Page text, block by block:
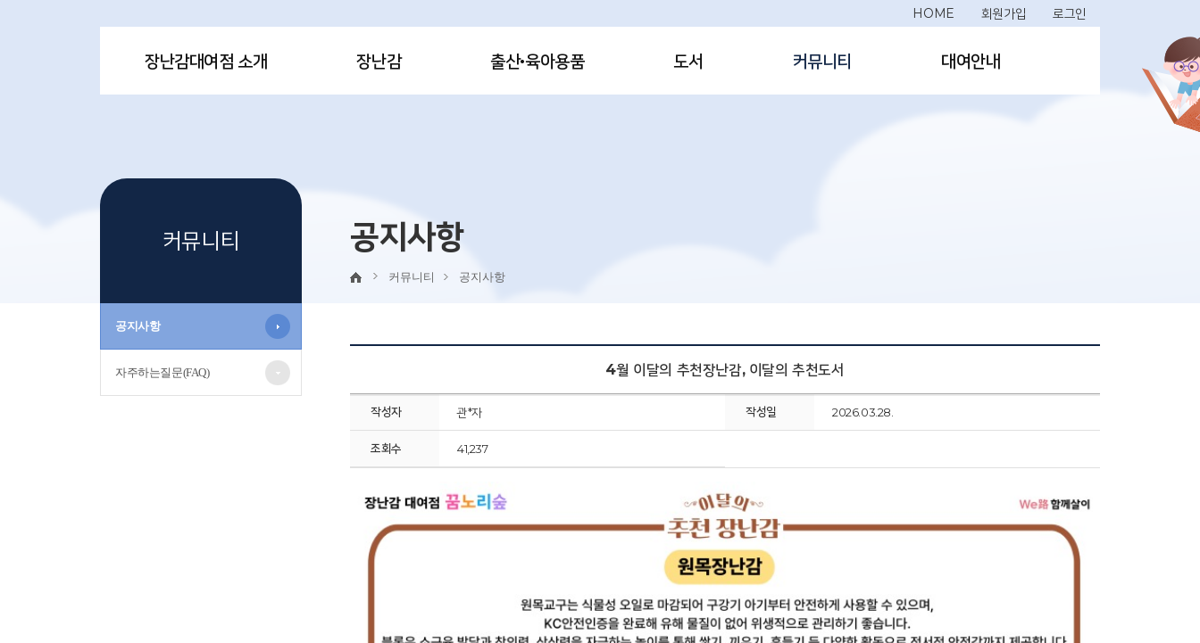
HOME 회원가입 로그인
장난감대여점 소개 장난감 출산·육아용품 도서 커뮤니티 대여안내
커뮤니티
공지사항
자주하는질문(FAQ)
공지사항
커뮤니티 공지사항
4월 이달의 추천장난감, 이달의 추천도서
작성자 관*자 작성일 2026.03.28.
조회수 41,237